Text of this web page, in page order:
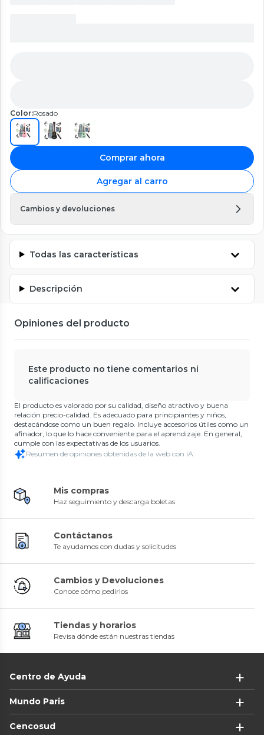
Color:Rosado
Comprar ahora
Agregar al carro
Cambios y devoluciones
Todas las características
Descripción
Opiniones del producto
Este producto no tiene comentarios ni
calificaciones
El producto es valorado por su calidad, diseño atractivo y buena
relación precio-calidad. Es adecuado para principiantes y niños,
destacándose como un buen regalo. Incluye accesorios útiles como un
afinador, lo que lo hace conveniente para el aprendizaje. En general,
cumple con las expectativas de los usuarios.
Resumen de opiniones obtenidas de la web con IA
Mis compras
Haz seguimiento y descarga boletas
Contáctanos
Te ayudamos con dudas y solicitudes
Cambios y Devoluciones
Conoce cómo pedirlos
Tiendas y horarios
Revisa dónde están nuestras tiendas
Centro de Ayuda
Mundo Paris
Cencosud